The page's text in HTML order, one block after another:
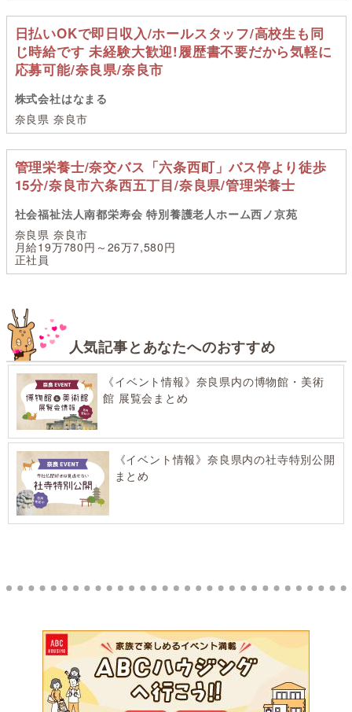
日払いOKで即日収入/ホールスタッフ/高校生も同
じ時給です 未経験大歓迎!履歴書不要だから気軽に
応募可能/奈良県/奈良市
株式会社はなまる
奈良県 奈良市
管理栄養士/奈交バス「六条西町」バス停より徒歩
15分/奈良市六条西五丁目/奈良県/管理栄養士
社会福祉法人南都栄寿会 特別養護老人ホーム西ノ京苑
奈良県 奈良市
月給19万780円～26万7,580円
正社員
人気記事とあなたへのおすすめ
《イベント情報》奈良県内の博物館・美術
館 展覧会まとめ
《イベント情報》奈良県内の社寺特別公開
まとめ